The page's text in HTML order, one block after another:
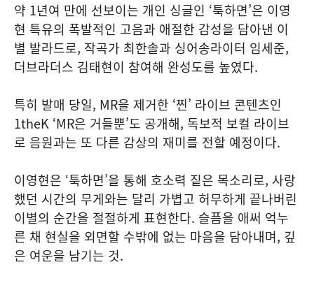
약 1년여 만에 선보이는 개인 싱글인 ‘툭하면’은 이영
현 특유의 폭발적인 고음과 애절한 감성을 담아낸 이
별 발라드로, 작곡가 최한솔과 싱어송라이터 임세준,
더브라더스 김태현이 참여해 완성도를 높였다.
특히 발매 당일, MR을 제거한 ‘찐’ 라이브 콘텐츠인
1theK ‘MR은 거들뿐’도 공개해, 독보적 보컬 라이브
로 음원과는 또 다른 감상의 재미를 전할 예정이다.
이영현은 ‘툭하면’을 통해 호소력 짙은 목소리로, 사랑
했던 시간의 무게와는 달리 가볍고 허무하게 끝나버린
이별의 순간을 절절하게 표현한다. 슬픔을 애써 억누
른 채 현실을 외면할 수밖에 없는 마음을 담아내며, 깊
은 여운을 남기는 것.